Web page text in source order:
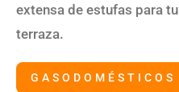
extensa de estufas para tu
terraza.
GASODOMÉSTICOS